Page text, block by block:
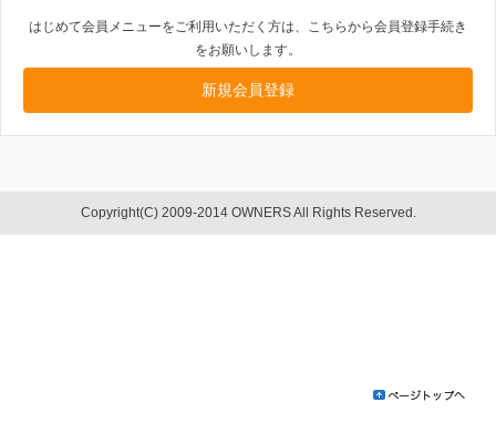
はじめて会員メニューをご利用いただく方は、こちらから会員登録手続き
をお願いします。
新規会員登録
Copyright(C) 2009-2014 OWNERS All Rights Reserved.